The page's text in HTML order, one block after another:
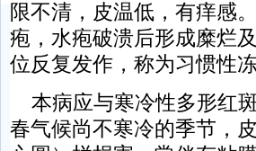
限不清，皮温低，有痒感
疱，水疱破溃后形成糜烂
位反复发作，称为习惯性冻
本病应与寒冷性多形红
春气候尚不寒冷的季节，